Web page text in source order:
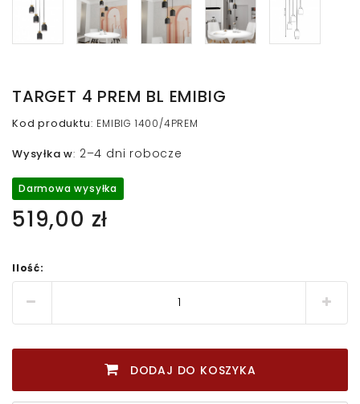
TARGET 4 PREM BL EMIBIG
Kod produktu: EMIBIG 1400/4PREM
Wysyłka w: 2–4 dni robocze
Darmowa wysyłka
519,00 zł
Ilość:
DODAJ DO KOSZYKA